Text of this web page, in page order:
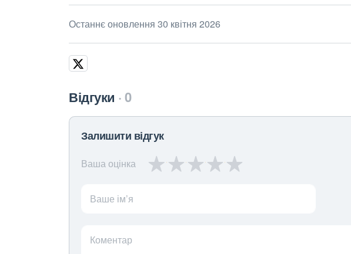
Останнє оновлення 30 квітня 2026
Відгуки 0
Залишити відгук
Ваша оцінка
Ваше ім’я
Коментар